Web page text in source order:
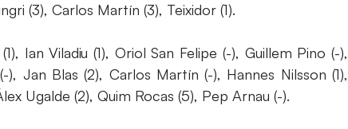
(3), Carlos Martín (3), Teixidor (1).
Ian Viladiu (1), Oriol San Felipe (-), Guillem Pino (-),
Jan Blas (2), Carlos Martín (-), Hannes Nilsson (1),
Ugalde (2), Quim Rocas (5), Pep Arnau (-).